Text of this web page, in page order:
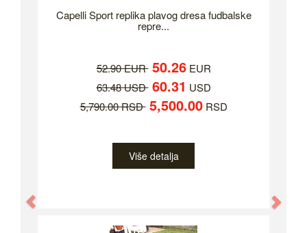
Capelli Sport replika plavog dresa fudbalske
repre...
52.90 EUR 50.26EUR
63.48 USD 60.31 USD
5,790.00 RSD 5,500.00RSD
Više detalja